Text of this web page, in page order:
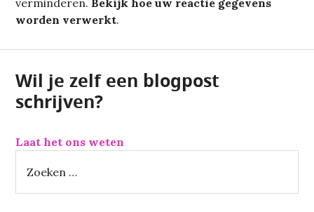
verminderen. Bekijk hoe uw reactie gegevens
worden verwerkt.
Wil je zelf een blogpost
schrijven?
Laat het ons weten
e